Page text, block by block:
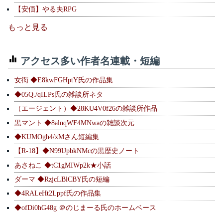
【安価】やる夫RPG
もっと見る
アクセス多い作者名連載・短編
女衒 ◆E8kwFGHptY氏の作品集
◆05Q./qILPs氏の雑談所ネタ
（エージェント）◆28KU4V0f26の雑談所作品
黒マント ◆8alnqWF4MNwaの雑談次元
◆KUMOgh4/xMさん短編集
【R-18】◆N99UpbkNMcの黒歴史ノート
あさねこ ◆tC1gMIWp2k★小話
ダーマ ◆RzjcLBlCBY氏の短編
◆4RALeHt2Lppf氏の作品集
◆ofDi0hG48g ＠のじまーる氏のホームベース